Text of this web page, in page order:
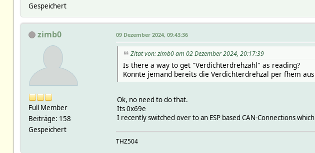
Gespeichert
zimb0
Full Member
Beiträge: 158
Gespeichert
09 Dezember 2024, 09:43:36
Zitat von: zimb0 am 02 Dezember 2024, 20:17:39
Is there a way to get "Verdichterdrehzahl" as reading?
Konnte jemand bereits die Verdichterdrehzal per fhem
Ok, no need to do that.
Its 0x69e
I recently switched over to an ESP based CAN-Connections
THZ504